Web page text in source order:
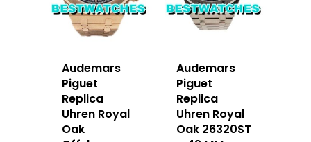
Audemars
Piguet
Replica
Uhren Royal
Oak
Audemars
Piguet
Replica
Uhren Royal
Oak 26320ST